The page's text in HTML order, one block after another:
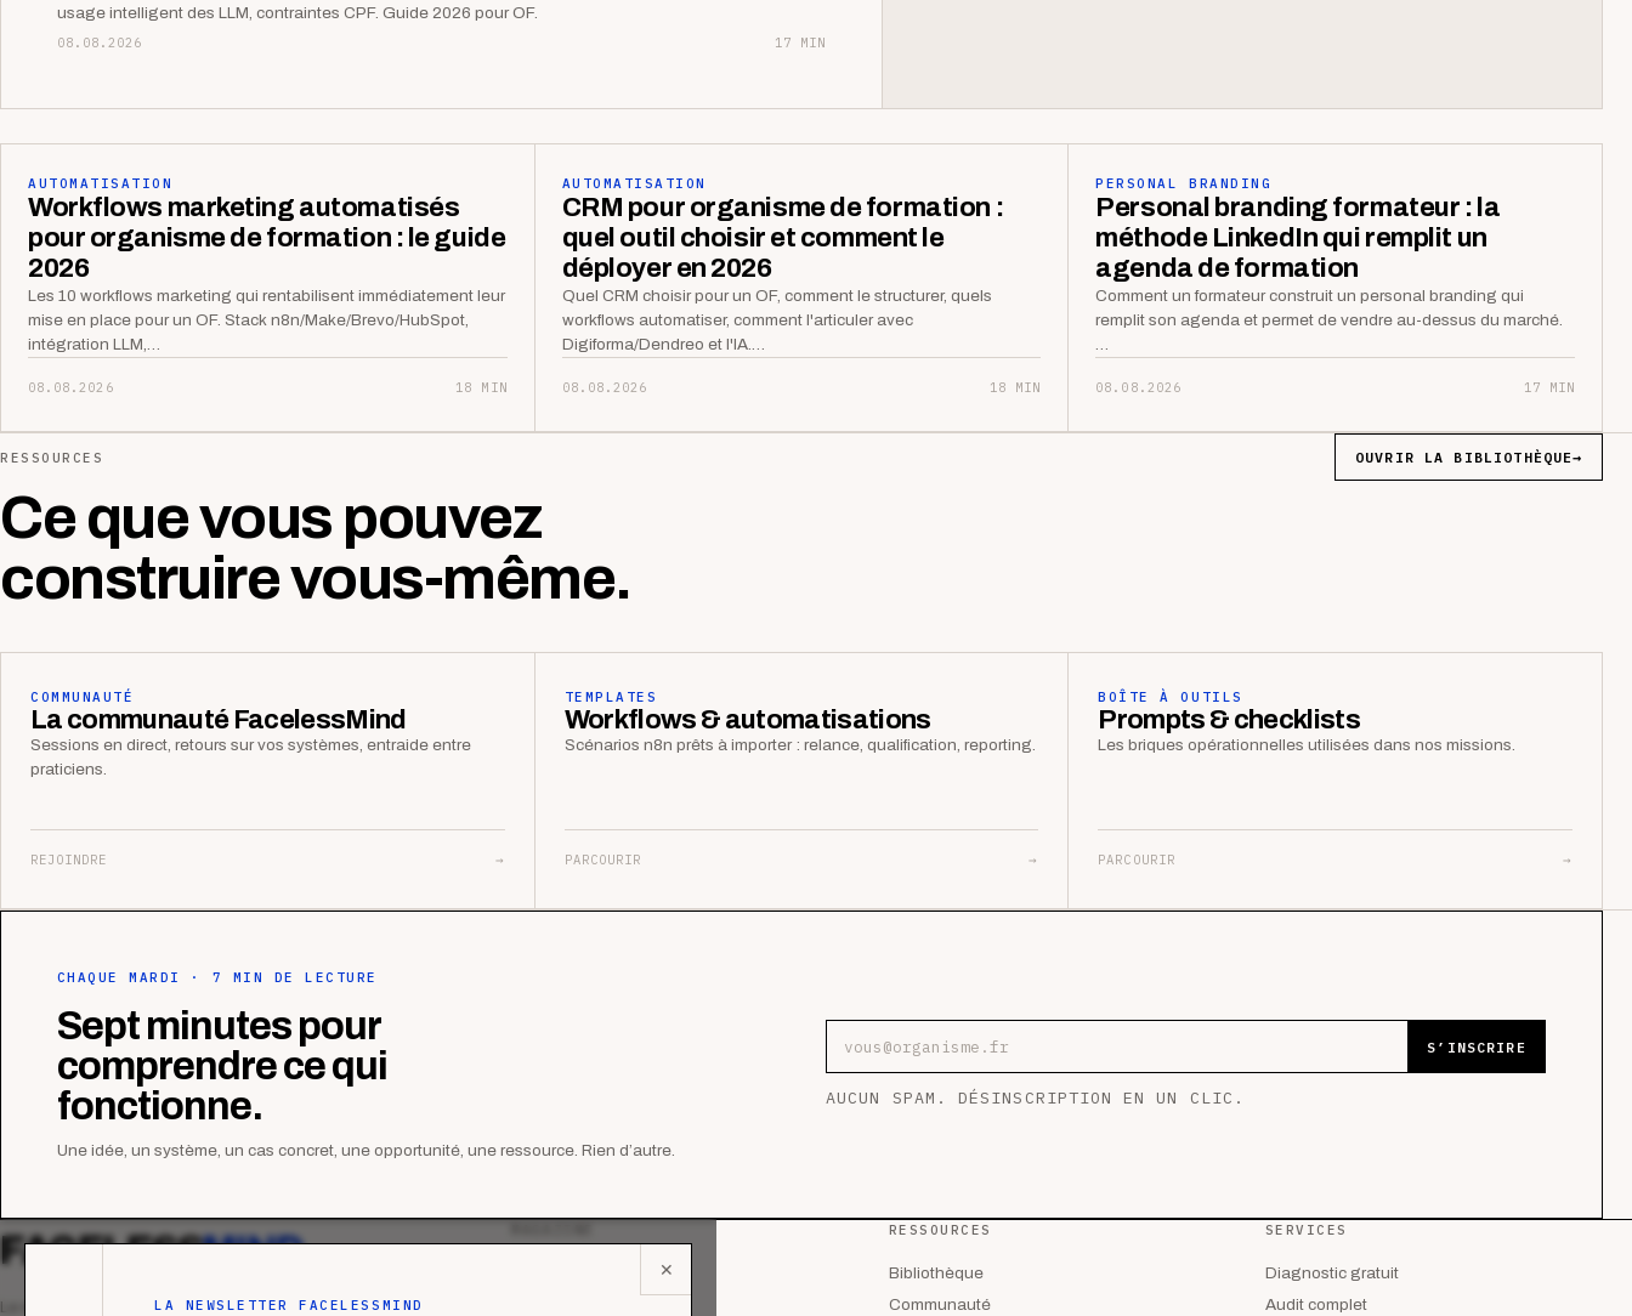
usage intelligent des LLM, contraintes CPF. Guide 2026 pour OF.
08.08.2026 17 MIN
AUTOMATISATION
Workflows marketing automatisés
pour organisme de formation : le guide
2026
Les 10 workflows marketing qui rentabilisent immédiatement leur
mise en place pour un OF. Stack n8n/Make/Brevo/HubSpot,
intégration LLM,…
08.08.2026 18 MIN
AUTOMATISATION
CRM pour organisme de formation :
quel outil choisir et comment le
déployer en 2026
Quel CRM choisir pour un OF, comment le structurer, quels
workflows automatiser, comment l'articuler avec
Digiforma/Dendreo et l'IA.…
08.08.2026 18 MIN
PERSONAL BRANDING
Personal branding formateur : la
méthode LinkedIn qui remplit un
agenda de formation
Comment un formateur construit un personal branding qui
remplit son agenda et permet de vendre au-dessus du marché.
…
08.08.2026 17 MIN
RESSOURCES
Ce que vous pouvez
construire vous-même.
OUVRIR LA BIBLIOTHÈQUE→
COMMUNAUTÉ
La communauté FacelessMind
Sessions en direct, retours sur vos systèmes, entraide entre
praticiens.
REJOINDRE →
TEMPLATES
Workflows & automatisations
Scénarios n8n prêts à importer : relance, qualification, reporting.
PARCOURIR →
BOÎTE À OUTILS
Prompts & checklists
Les briques opérationnelles utilisées dans nos missions.
PARCOURIR →
CHAQUE MARDI · 7 MIN DE LECTURE
Sept minutes pour
comprendre ce qui
fonctionne.
Une idée, un système, un cas concret, une opportunité, une ressource. Rien d’autre.
S’INSCRIRE
AUCUN SPAM. DÉSINSCRIPTION EN UN CLIC.
✕
LA NEWSLETTER FACELESSMIND
FACELESSMIND
Le média qui mesurent la performance
RESSOURCES
Bibliothèque
Communauté
SERVICES
Diagnostic gratuit
Audit complet